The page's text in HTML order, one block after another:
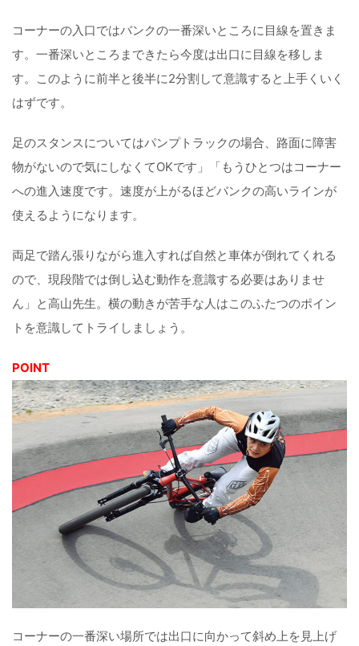
コーナーの入口ではバンクの一番深いところに目線を置きま
す。一番深いところまできたら今度は出口に目線を移しま
す。このように前半と後半に2分割して意識すると上手くいく
はずです。
足のスタンスについてはパンプトラックの場合、路面に障害
物がないので気にしなくてOKです」「もうひとつはコーナー
への進入速度です。速度が上がるほどバンクの高いラインが
使えるようになります。
両足で踏ん張りながら進入すれば自然と車体が倒れてくれる
ので、現段階では倒し込む動作を意識する必要はありませ
ん」と高山先生。横の動きが苦手な人はこのふたつのポイン
トを意識してトライしましょう。
POINT
コーナーの一番深い場所では出口に向かって斜め上を見上げ